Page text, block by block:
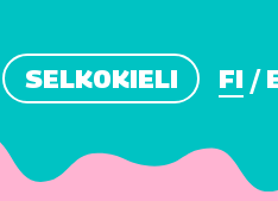
SELKOKIELI FI